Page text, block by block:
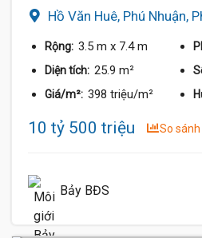
Hồ Văn Huê, Phú Nhuận,
Rộng: 3.5 m x 7.4 m
Diện tích: 25.9 m²
Giá/m²: 398 triệu/m²
10 tỷ 500 triệu So sánh
Bảy BĐS